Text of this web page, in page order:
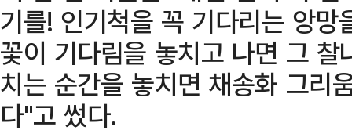
기를! 인기척을 꼭 기다리는 앙
꽃이 기다림을 놓치고 나면 그
치는 순간을 놓치면 채송화 그리
다"고 썼다.